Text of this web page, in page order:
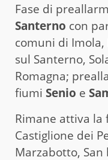
Fase di
Santerno con
comuni di Imola,
sul Santerno,
Romagna;
fiumi Senio e
Rimane attiva la
Castiglione dei
Marzabotto,